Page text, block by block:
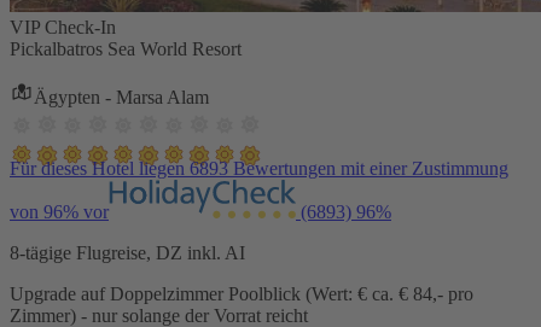
VIP Check-In
Pickalbatros Sea World Resort
Ägypten - Marsa Alam
Für dieses Hotel liegen 6893 Bewertungen mit einer Zustimmung
von 96% vor (6893) 96%
8-tägige Flugreise, DZ inkl. AI
Upgrade auf Doppelzimmer Poolblick (Wert: € ca. € 84,- pro
Zimmer) - nur solange der Vorrat reicht